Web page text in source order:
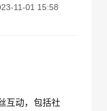
11-01 15:58
互动，包括社